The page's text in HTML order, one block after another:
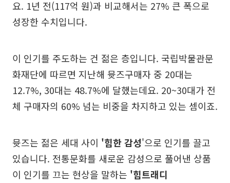
요. 1년 전(117억 원)과 비교해서는 27% 큰 폭으로
성장한 수치입니다.
이 인기를 주도하는 건 젊은 층입니다. 국립박물관문
화재단에 따르면 지난해 뮷즈구매자 중 20대는
12.7%, 30대는 48.7%에 달했는데요. 20~30대가 전
체 구매자의 60% 넘는 비중을 차지하고 있는 셈이죠.
뮷즈는 젊은 세대 사이 '힙한 감성'으로 인기를 끌고
있습니다. 전통문화를 새로운 감성으로 풀어낸 상품
이 인기를 끄는 현상을 말하는 '힙트래디